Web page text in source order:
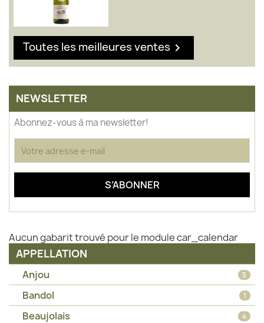
Toutes les meilleures ventes 
NEWSLETTER
Abonnez-vous à ma newsletter!
Aucun gabarit trouvé pour le module car_calendar
APPELLATION
Anjou 5
Bandol 1
Beaujolais 4